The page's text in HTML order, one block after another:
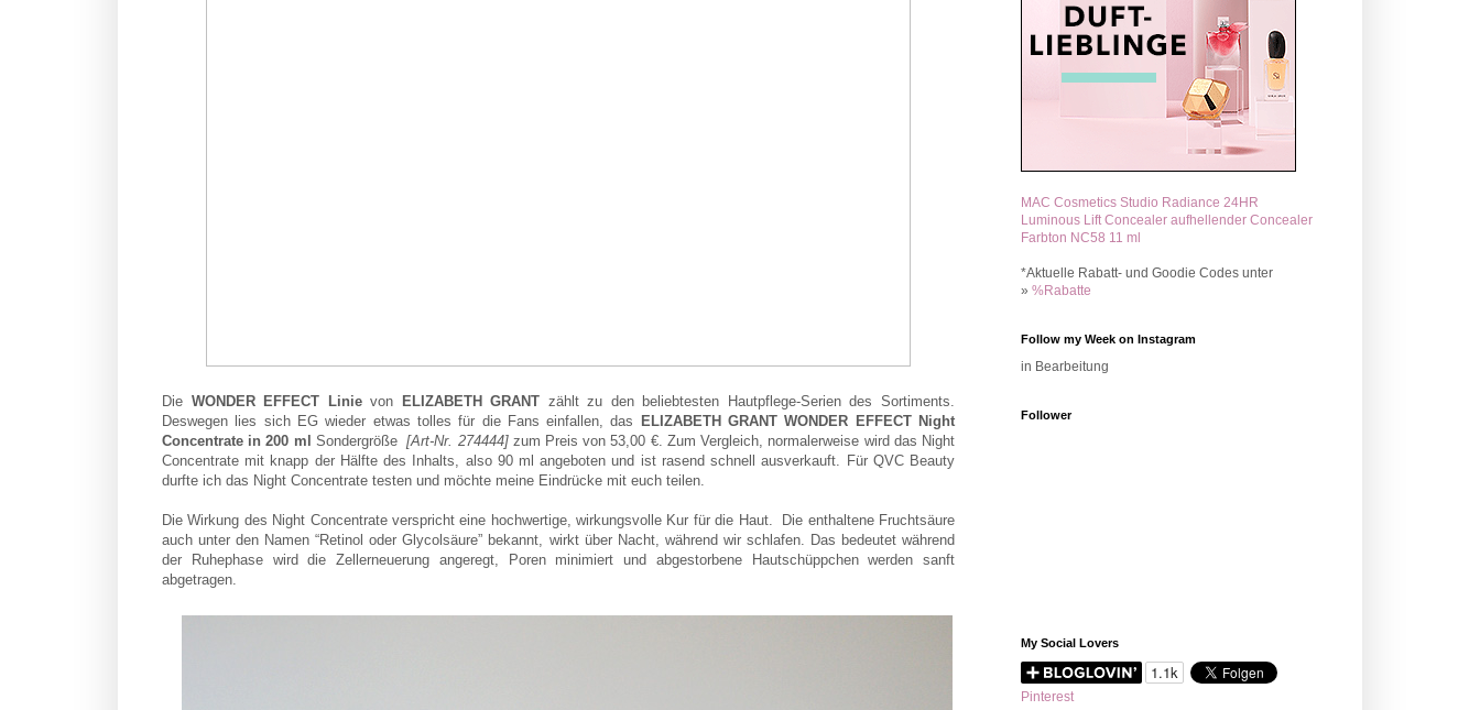
Die WONDER EFFECT Linievon ELIZABETH GRANT zählt zu den beliebtesten Hautpflege-Serien des Sortiments.
Deswegen lies sich EG wieder etwas tolles für die Fans einfallen, das ELIZABETH GRANT WONDER EFFECT Night
Concentrate in 200 ml Sondergröße[Art-Nr. 274444]zum Preis von 53,00 €. Zum Vergleich, normalerweise wird das Night
Concentrate mit knapp der Hälfte des Inhalts, also 90 ml angeboten und ist rasend schnell ausverkauft. Für QVC Beauty
durfte ich das Night Concentrate testen und möchte meine Eindrücke mit euch teilen.
Die Wirkung des Night Concentrate verspricht eine hochwertige, wirkungsvolle Kur für die Haut. Die enthaltene Fruchtsäure
auch unter den Namen “Retinol oder Glycolsäure” bekannt, wirkt über Nacht, während wir schlafen. Das bedeutet während
der Ruhephase wird die Zellerneuerung angeregt, Poren minimiert und abgestorbene Hautschüppchen werden sanft
abgetragen.
MAC Cosmetics Studio Radiance 24HR
Luminous Lift Concealer aufhellender Concealer
Farbton NC58 11 ml
*Aktuelle Rabatt- und Goodie Codes unter
» %Rabatte
Follow my Week on Instagram
in Bearbeitung
Follower
My Social Lovers
Pinterest